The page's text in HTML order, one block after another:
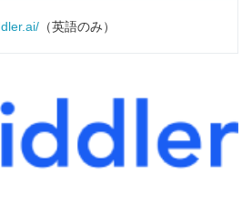
（英語のみ）